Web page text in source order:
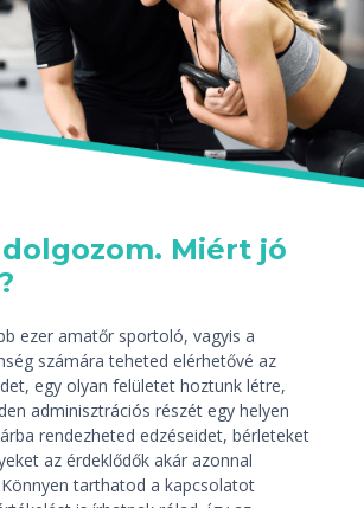
Miért jó
ezer amatőr sportoló, vagyis a
számára teheted elérhetővé az
egy olyan felületet hoztunk létre,
adminisztrációs részét egy helyen
rendezheted edzéseidet, bérleteket
az érdeklődők akár azonnal
tarthatod a kapcsolatot